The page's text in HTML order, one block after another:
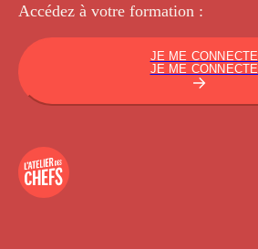
Accédez à votre formation :
JE ME CONNECTE
JE ME CONNECTE